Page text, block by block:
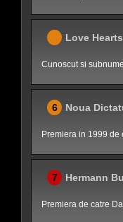
Love
Cunoscut si
6 Noua
Premiera in 1999 de
7 Hermann
Premiera de catre